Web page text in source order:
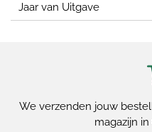
Jaar van Uitgave
We verzenden jouw
magazijn